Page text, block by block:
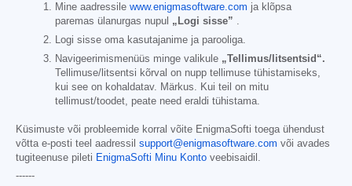
Mine aadressile www.enigmasoftware.com ja klõpsa
paremas ülanurgas nupul „Logi sisse”
Logi sisse oma kasutajanime ja parooliga.
Navigeerimismenüüs minge valikule „Tellimus/litsentsid“.
Tellimuse/litsentsi kõrval on nupp tellimuse tühistamiseks,
kui see on kohaldatav. Märkus. Kui teil on mitu
tellimust/toodet, peate need eraldi tühistama.
Küsimuste või probleemide korral võite EnigmaSofti toega ühendust
võtta e-posti teel aadressil support@enigmasoftware.com või avades
tugiteenuse pileti EnigmaSofti Minu Konto veebisaidil.
------